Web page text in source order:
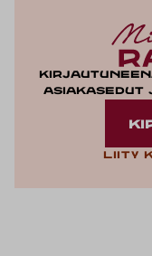
Liity